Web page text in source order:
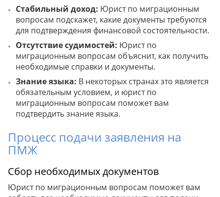
Стабильный доход: Юрист по миграционным
вопросам подскажет, какие документы требуются
для подтверждения финансовой состоятельности.
Отсутствие судимостей: Юрист по
миграционным вопросам объяснит, как получить
необходимые справки и документы.
Знание языка: В некоторых странах это является
обязательным условием, и юрист по
миграционным вопросам поможет вам
подтвердить знание языка.
Процесс подачи заявления на
ПМЖ
Сбор необходимых документов
Юрист по миграционным вопросам поможет вам